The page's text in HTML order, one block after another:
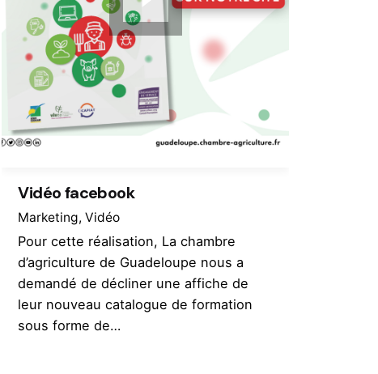
Vidéo facebook
Marketing Vidéo
Pour cette réalisation, La chambre
d’agriculture de Guadeloupe nous a
demandé de décliner une affiche de
leur nouveau catalogue de formation
sous forme de…